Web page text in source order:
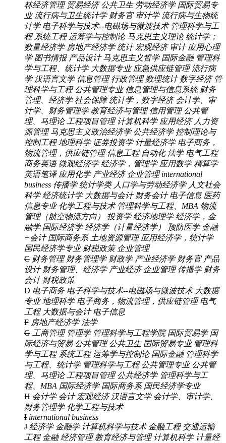
林经济管理 贸易经济 公共卫生 劳动经济学 国际贸易专
业 流行病与卫生统计学 财务官 审计学 流行病与生物统
计学 电子科学与技术--电磁场与微波技术 管理科学与工
程 系统工程 运筹学与控制论 马克思主义理论 统计学；
数量经济学 房地产经济学 统计 宏观经济 审计 应用心理
学 图书情报 产品设计 马克思主义哲学 国际金融 管理科
学与工程、统计学 大数据专业 应急供应链管理 流行病
学 汉语言文学 信息管理 行政管理 数理统计 数字经济 管
理科学与工程 公共管理专业 信息管理与信息系统 财务
管理、经济学 社会保障 统计学，数字经济 会计学、审
计学、财务管理学 教育经济与管理 信用管理 公共管
理、马理论 工程项目管理 计算机科学 应用经济 人力资
源管理 马克思主义政治经济学 公共经济学 控制理论与
控制工程 地理科学 证券投资学 计量经济学 电子商务，
物流管理，供应链管理 信息工程 自动化 法学 电气工程
商务英语 微观经济学 经济学，管理学 应用数学 精算学
英语笔译 应用化学 产业经济 企业管理 international
business 传播学 统计学类 人口学与劳动经济学 人文社会
科学 经济统计学 大数据与会计 财务会计 电子信息 医药
信息专业 化学工程与技术 管理科学与工程、MBA 物流
管理（航空物流方向）
投资学 经济地理学 经济学，金
融学 国际经济学 经济学（计量经济学） 预防医学 金融
+会计 国际商务系 土地资源管理 应用经济学，统计学
国民经济学专业 财税政策 企业管理
C 财务管理 财务管理学 财政学 产业经济学 财务官 产品
设计 财务管理、经济学 产业经济 企业管理 传播学 财务
会计 财税政策
D 电子商务 电子科学与技术--电磁场与微波技术 大数据
专业 地理科学 电子商务，物流管理，供应链管理 电气
工程 大数据与会计 电子信息
F 房地产经济学 法学
G 工商管理 管理学 管理科学与工程学院 国际贸易学 国
际经济与贸易 公共管理 公共卫生 国际贸易专业 管理科
学与工程 系统工程 运筹学与控制论 国际金融 管理科学
与工程、统计学 管理科学与工程 公共管理专业 公共管
理、马理论 工程项目管理 公共经济学 管理科学与工
程、MBA 国际经济学 国际商务系 国民经济学专业
H 会计学 会计 宏观经济 汉语言文学 会计学、审计学、
财务管理学 化学工程与技术
I international business
J 经济学 金融学 计算机科学与技术 金融工程 交通运输
工程 金融 经济管理 教育经济与管理 计算机科学 计量经